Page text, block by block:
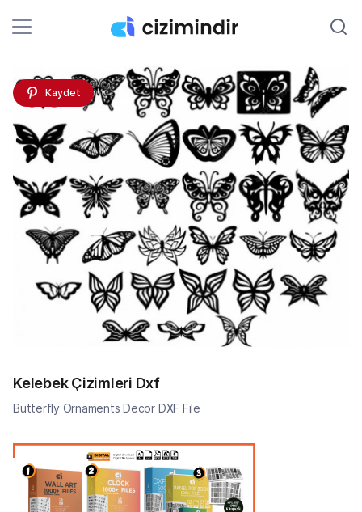
Kaydet
Kelebek Çizimleri Dxf
Butterfly Ornaments Decor DXF File